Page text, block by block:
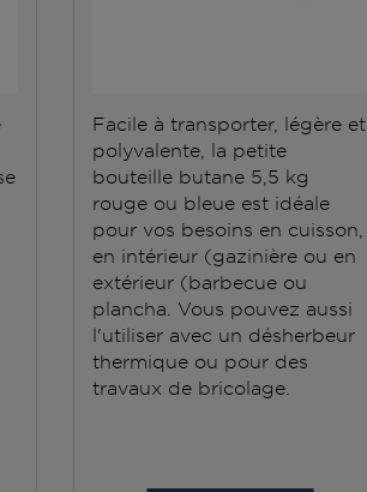
Facile à transporter, légère et
polyvalente, la petite
bouteille butane 5,5 kg
rouge ou bleue est idéale
pour vos besoins en cuisson,
en intérieur (gazinière ou en
extérieur (barbecue ou
plancha. Vous pouvez aussi
l'utiliser avec un désherbeur
thermique ou pour des
travaux de bricolage.